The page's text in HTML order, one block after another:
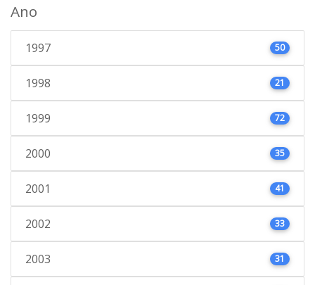
Ano
1997 50
1998 21
1999 72
2000 35
2001 41
2002 33
2003 31